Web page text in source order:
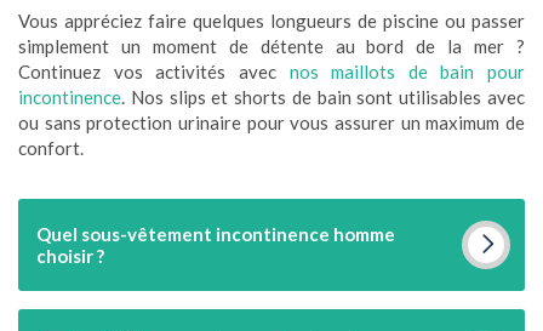
Vous appréciez faire quelques longueurs de piscine ou passer
simplement un moment de détente au bord de la mer ?
Continuez vos activités avec nos maillots de bain pour
incontinence. Nos slips et shorts de bain sont utilisables avec
ou sans protection urinaire pour vous assurer un maximum de
confort.
Quel sous-vêtement incontinence homme
choisir ?